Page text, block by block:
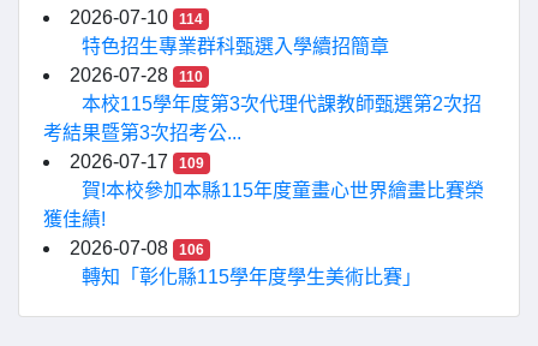
2026-07-10
114
特色招生專業群科甄選入學續招簡章
2026-07-28
110
本校115學年度第3次代理代課教師甄選第2次招
考結果暨第3次招考公...
2026-07-17
109
賀!本校參加本縣115年度童畫心世界繪畫比賽榮
獲佳績!
2026-07-08
106
轉知「彰化縣115學年度學生美術比賽」